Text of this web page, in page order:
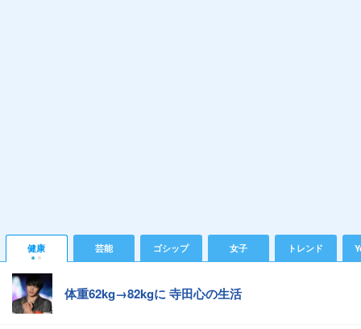
健康 芸能 ゴシップ 女子 トレンド
体重62kg→82kgに 寺田心の生活